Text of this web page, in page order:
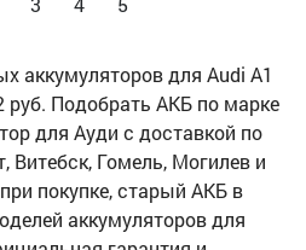
аккумуляторов для Audi A1
руб. Подобрать АКБ по марке
для Ауди с доставкой по
Витебск, Гомель, Могилев и
покупке, старый АКБ в
аккумуляторов для